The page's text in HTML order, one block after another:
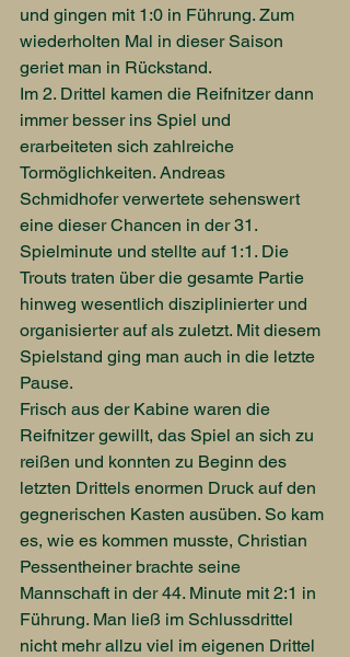
und gingen mit 1:0 in Führung. Zum
wiederholten Mal in dieser Saison
geriet man in Rückstand.
Im 2. Drittel kamen die Reifnitzer dann
immer besser ins Spiel und
erarbeiteten sich zahlreiche
Tormöglichkeiten. Andreas
Schmidhofer verwertete sehenswert
eine dieser Chancen in der 31.
Spielminute und stellte auf 1:1. Die
Trouts traten über die gesamte Partie
hinweg wesentlich disziplinierter und
organisierter auf als zuletzt. Mit diesem
Spielstand ging man auch in die letzte
Pause.
Frisch aus der Kabine waren die
Reifnitzer gewillt, das Spiel an sich zu
reißen und konnten zu Beginn des
letzten Drittels enormen Druck auf den
gegnerischen Kasten ausüben. So kam
es, wie es kommen musste, Christian
Pessentheiner brachte seine
Mannschaft in der 44. Minute mit 2:1 in
Führung. Man ließ im Schlussdrittel
nicht mehr allzu viel im eigenen Drittel